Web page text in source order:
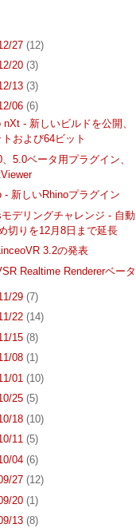
27 (12)
20 (3)
13 (3)
06 (6)
nXt - 新しいビルドを公開、
および64ビット
5.0ベータ用プラグイン、
- 新しいRhinoプラグイン
デリングチャレンジ - 自動
切りを12月8日まで延長
3.2の発表
Realtime Rendererベータ
29 (7)
22 (14)
15 (8)
08 (1)
01 (10)
25 (5)
18 (10)
11 (5)
04 (6)
27 (12)
20 (1)
13 (8)